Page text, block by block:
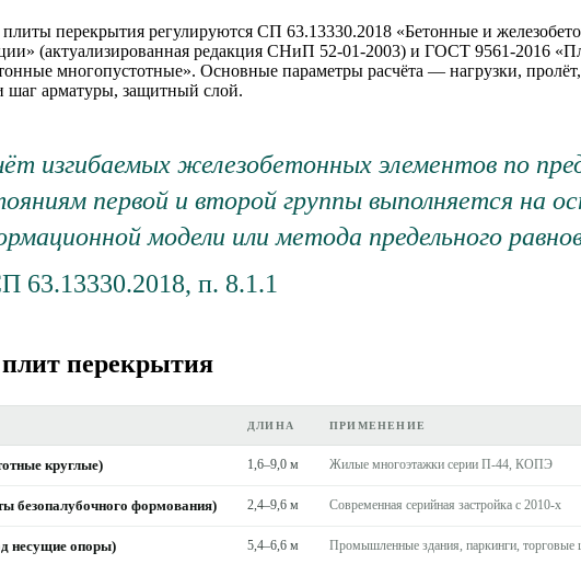
перекрытия регулируются СП 63.13330.2018 «Бетонные и
(актуализированная редакция СНиП 52-01-2003) и ГОСТ 9561-2016
многопустотные». Основные параметры расчёта — нагрузки, пролёт,
шаг арматуры, защитный слой.
изгибаемых железобетонных элементов по
первой и второй группы выполняется на
модели или метода предельного
63.13330.2018, п. 8.1.1
перекрытия
ДЛИНА ПРИМЕНЕНИЕ
круглые) 1,6–9,0 м Жилые многоэтажки серии П-44, КОПЭ
безопалубочного формования) 2,4–9,6 м Современная серийная застройка с 2010-х
несущие опоры) 5,4–6,6 м Промышленные здания, паркинги, торговые